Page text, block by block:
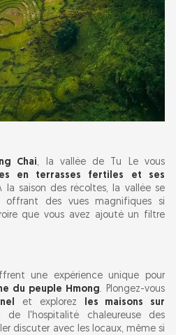
Chai, la vallée de Tu Le vous
en terrasses fertiles et ses
la saison des récoltes, la vallée se
offrant des vues magnifiques si
que vous avez ajouté un filtre
une expérience unique pour
du peuple Hmong. Plongez-vous
et explorez
les maisons sur
l'hospitalité chaleureuse des
discuter avec les locaux, même si